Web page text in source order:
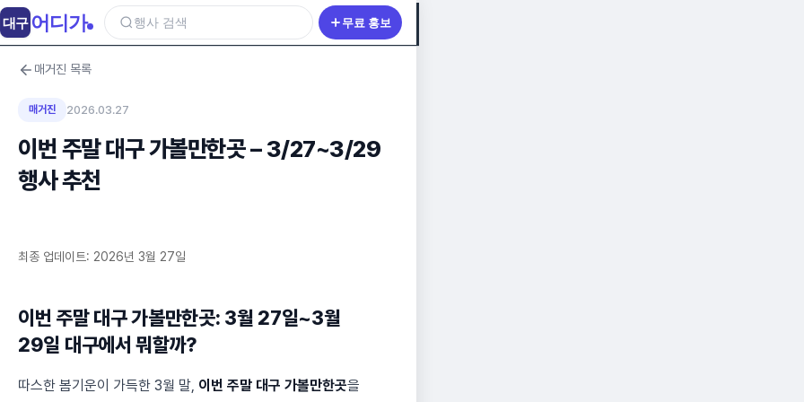
매거진 목록
매거진 2026.03.27
이번 주말 대구 가볼만한곳 – 3/27~3/29
행사 추천
최종 업데이트: 2026년 3월 27일
이번 주말 대구 가볼만한곳: 3월 27일~3월
29일 대구에서 뭐할까?
따스한 봄기운이 가득한 3월 말, 이번 주말 대구 가볼만한곳을
대구 어디가 행사 검색 무료 홍보